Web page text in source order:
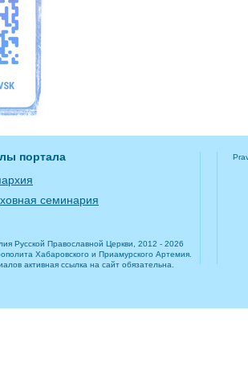
портала
семинария
Русской Православной Церкви, 2012 - 2026
Хабаровского и Приамурского Артемия.
активная ссылка на сайт обязательна.